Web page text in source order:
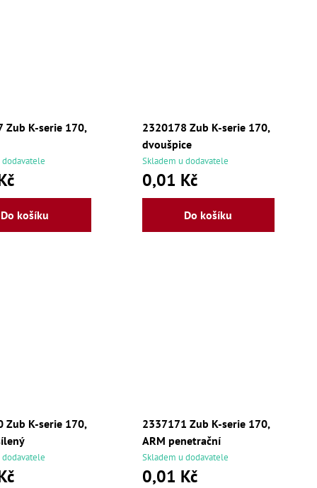
Zub K-serie 170,
Do košíku
2320178 Zub K-serie 170,
dvoušpice
Skladem u dodavatele
0,01 Kč
Do košíku
Zub K-serie 170,
2337171 Zub K-serie 170,
ARM penetrační
Skladem u dodavatele
0,01 Kč